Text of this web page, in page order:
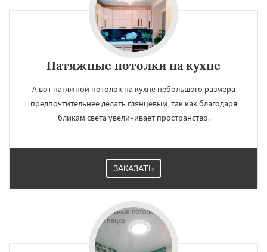
Натяжные потолки на кухне
А вот натяжной потолок на кухне небольшого размера
предпочтительнее делать глянцевым, так как благодаря
бликам света увеличивает пространство.
ЗАКАЗАТЬ